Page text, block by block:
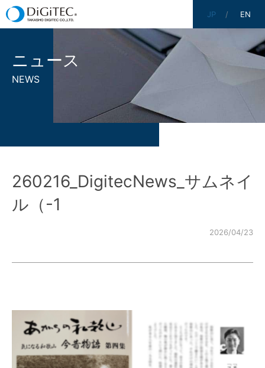
JP EN
ニュース
NEWS
260216_DigitecNews_サムネイ
ル（-1
2026/04/23